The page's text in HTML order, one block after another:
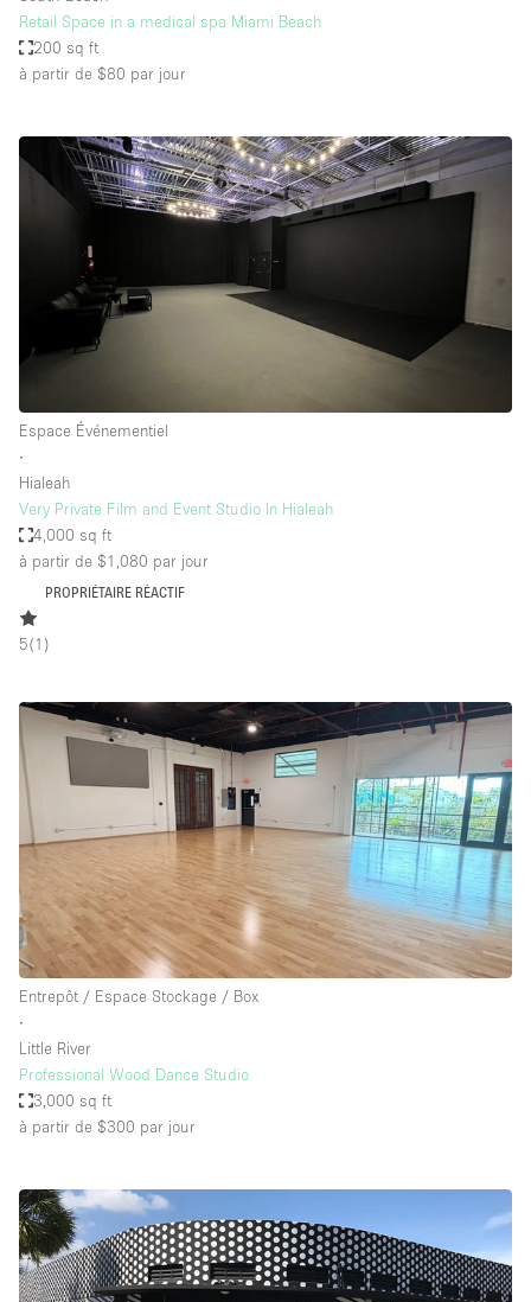
Retail Space in a medical spa Miami Beach
200 sq ft
à partir de $80 par jour
Espace Événementiel
∙
Hialeah
Very Private Film and Event Studio In Hialeah
4,000 sq ft
à partir de $1,080 par jour
PROPRIÉTAIRE RÉACTIF
5(1 )
Entrepôt / Espace Stockage / Box
∙
Little River
Professional Wood Dance Studio
3,000 sq ft
à partir de $300 par jour